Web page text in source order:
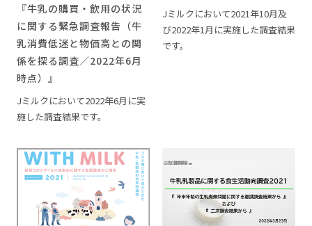
『牛乳の購買・飲用の状況
に関する緊急調査報告（牛
乳消費低迷と物価高との関
係を探る調査／2022年6月
時点）』
Jミルクにおいて2022年6月に実
施した調査結果です。
Jミルクにおいて2021年10月及
び2022年1月に実施した調査結果
です。